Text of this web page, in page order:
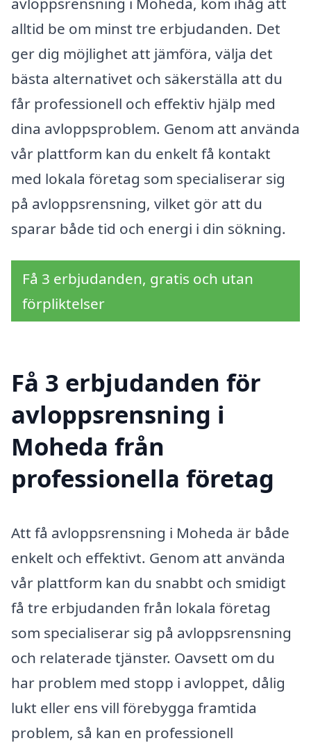
alltid be om minst tre erbjudanden. Det
ger dig möjlighet att jämföra, välja det
bästa alternativet och säkerställa att du
får professionell och effektiv hjälp med
dina avloppsproblem. Genom att använda
vår plattform kan du enkelt få kontakt
med lokala företag som specialiserar sig
på avloppsrensning, vilket gör att du
sparar både tid och energi i din sökning.
Få 3 erbjudanden, gratis och utan
förpliktelser
Få 3 erbjudanden för
avloppsrensning i
Moheda från
professionella företag
Att få avloppsrensning i Moheda är både
enkelt och effektivt. Genom att använda
vår plattform kan du snabbt och smidigt
få tre erbjudanden från lokala företag
som specialiserar sig på avloppsrensning
och relaterade tjänster. Oavsett om du
har problem med stopp i avloppet, dålig
lukt eller ens vill förebygga framtida
problem, så kan en professionell